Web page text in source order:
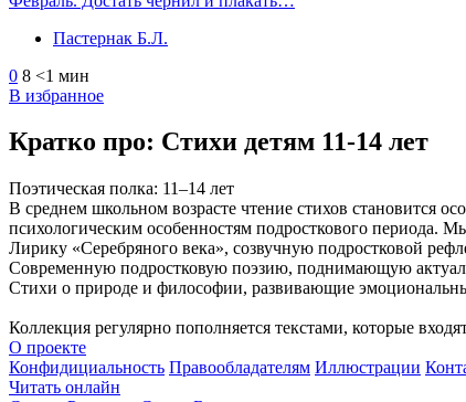
Пастернак Б.Л.
0 8 <1 мин
В избранное
Кратко про: Стихи детям 11-14 лет
Поэтическая полка: 11–14 лет
В среднем школьном возрасте чтение стихов становится
психологическим особенностям подросткового периода.
Лирику «Серебряного века», созвучную подростковой
Современную подростковую поэзию, поднимающую
Стихи о природе и философии, развивающие
Коллекция регулярно пополняется текстами, которые
О проекте
Конфидициальность Правообладателям Иллюстрации
Читать онлайн